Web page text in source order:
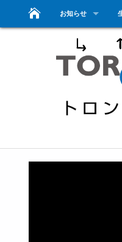
お知らせ